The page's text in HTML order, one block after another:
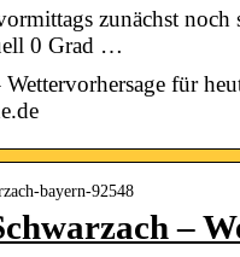
zunächst
0 Grad …
für
bayern-92548
–